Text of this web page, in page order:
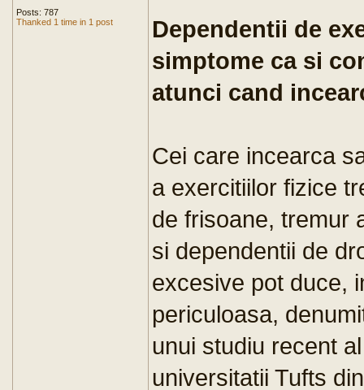
Posts: 787
Thanked 1 time in 1 post
Dependentii de
simptome ca si
atunci cand
Cei care incearca
a exercitiilor fizice
de frisoane, tremur
si dependentii de
excesive pot duce,
periculoasa,
unui studiu recent
universitatii Tufts